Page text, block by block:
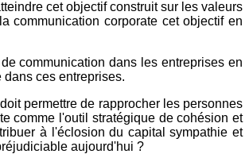
cet objectif construit sur les valeurs
communication corporate cet objectif en
communication dans les entreprises en
ces entreprises.
permettre de rapprocher les personnes
comme l'outil stratégique de cohésion et
à l'éclosion du capital sympathie et
aujourd'hui ?